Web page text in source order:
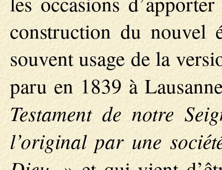
construction du nouvel
souvent usage de la
paru en 1839 à
Testament de notre
l’original par une